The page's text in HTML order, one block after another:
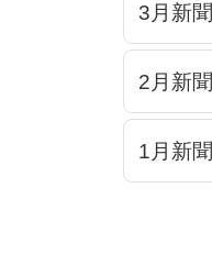
3月新聞
2月新聞
1月新聞